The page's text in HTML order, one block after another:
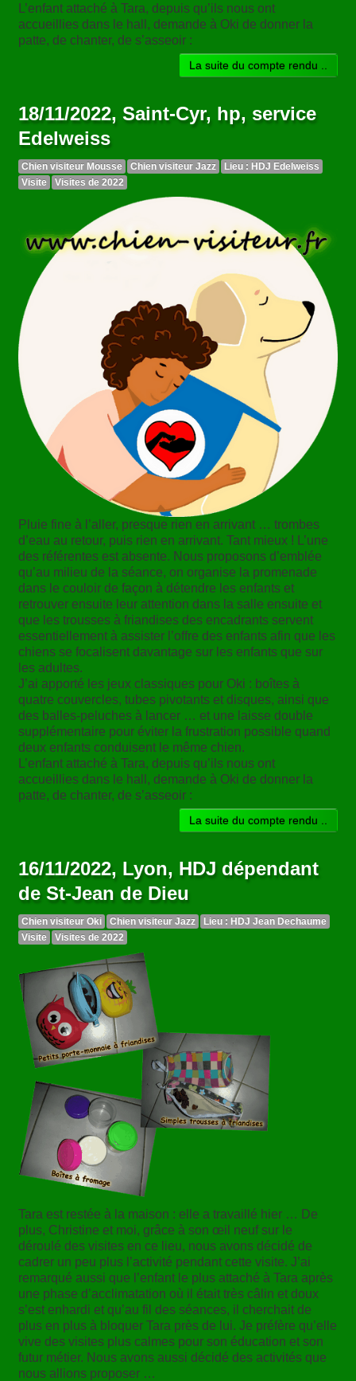
L’enfant attaché à Tara, depuis qu’ils nous ont
accueillies dans le hall, demande à Oki de donner la
patte, de chanter, de s’asseoir :
La suite du compte rendu ..
18/11/2022, Saint-Cyr, hp, service
Edelweiss
Chien visiteur Mousse Chien visiteur Jazz
Lieu : HDJ Edelweiss
Visite
Visites de 2022
Pluie fine à l’aller, presque rien en arrivant … trombes
d’eau au retour, puis rien en arrivant. Tant mieux ! L’une
des référentes est absente. Nous proposons d’emblée
qu’au milieu de la séance, on organise la promenade
dans le couloir de façon à détendre les enfants et
retrouver ensuite leur attention dans la salle ensuite et
que les trousses à friandises des encadrants servent
essentiellement à assister l’offre des enfants afin que les
chiens se focalisent davantage sur les enfants que sur
les adultes.
J’ai apporté les jeux classiques pour Oki : boîtes à
quatre couvercles, tubes pivotants et disques, ainsi que
des balles-peluches à lancer … et une laisse double
supplémentaire pour éviter la frustration possible quand
deux enfants conduisent le même chien.
L’enfant attaché à Tara, depuis qu’ils nous ont
accueillies dans le hall, demande à Oki de donner la
patte, de chanter, de s’asseoir :
La suite du compte rendu ..
16/11/2022, Lyon, HDJ dépendant
de St-Jean de Dieu
Chien visiteur Oki Chien visiteur Jazz
Lieu : HDJ Jean Dechaume
Visite
Visites de 2022
Tara est restée à la maison : elle a travaillé hier … De
plus, Christine et moi, grâce à son œil neuf sur le
déroulé des visites en ce lieu, nous avons décidé de
cadrer un peu plus l’activité pendant cette visite. J’ai
remarqué aussi que l’enfant le plus attaché à Tara après
une phase d’acclimatation où il était très câlin et doux
s’est enhardi et qu’au fil des séances, il cherchait de
plus en plus à bloquer Tara près de lui. Je préfère qu’elle
vive des visites plus calmes pour son éducation et son
futur métier. Nous avons aussi décidé des activités que
nous allions proposer …